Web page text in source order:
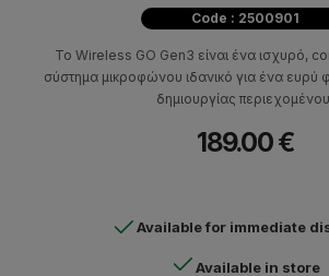
Code : 2500901
Το Wireless GO Gen3 είναι ένα ισχυρό,
σύστημα μικροφώνου ιδανικό για ένα
δημιουργίας
189.00 €
Available for immediate
Available in store